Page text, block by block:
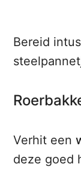
Bereid
Verhit een
deze goed